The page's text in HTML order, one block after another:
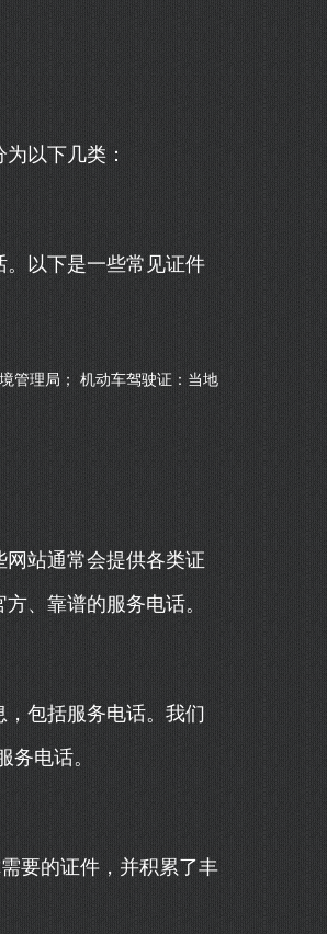
以下几类：
以下是一些常见证件
管理局； 机动车驾驶证：当地
站通常会提供各类证
、靠谱的服务电话。
包括服务电话。我们
务电话。
要的证件，并积累了丰